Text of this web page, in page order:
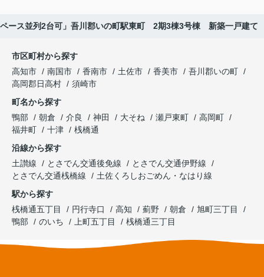
ース並列2台可」吾川郡いの町駅東町 2期3棟3号棟 新築一戸建て
市区町村から探す
高知市
南国市 香南市 土佐市 香美市
吾川郡いの町
高岡郡日高村
須崎市
町名から探す
鴨部
朝倉 介良 神田 大そね 瀬戸東町
高岡町
福井町
十津
桟橋通
沿線から探す
土讃線
とさでん交通後免線
とさでん交通伊野線
とさでん交通桟橋線
土佐くろしおごめん・なはり線
駅から探す
桟橋通五丁目
円行寺口 高知 薊野 朝倉
旭町三丁目
鴨部
のいち 上町五丁目 桟橋通三丁目